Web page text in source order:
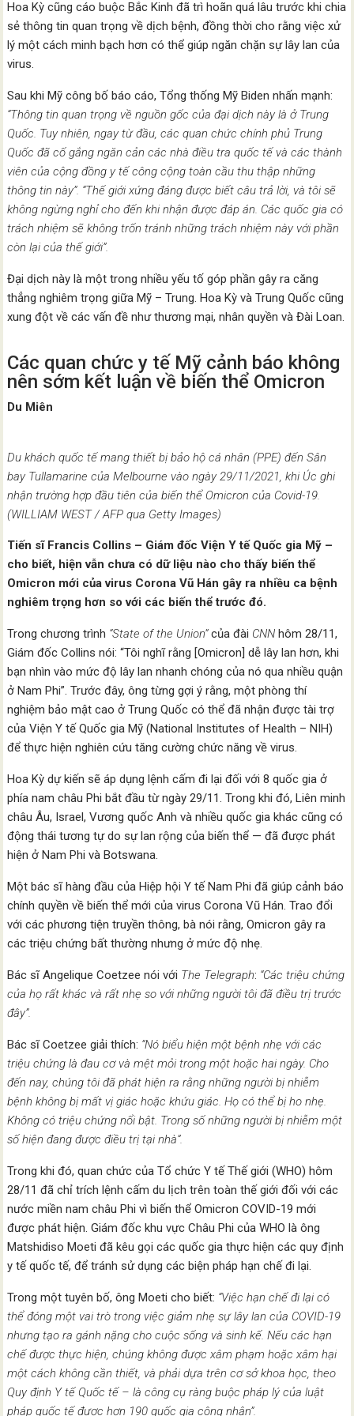
Hoa Kỳ cũng cáo buộc Bắc Kinh đã trì hoãn quá lâu trước khi chia
sẻ thông tin quan trọng về dịch bệnh, đồng thời cho rằng việc xử
lý một cách minh bạch hơn có thể giúp ngăn chặn sự lây lan của
virus.
Sau khi Mỹ công bố báo cáo, Tổng thống Mỹ Biden nhấn mạnh:
“Thông tin quan trọng về nguồn gốc của đại dịch này là ở Trung
Quốc. Tuy nhiên, ngay từ đầu, các quan chức chính phủ Trung
Quốc đã cố gắng ngăn cản các nhà điều tra quốc tế và các thành
viên của cộng đồng y tế công cộng toàn cầu thu thập những
thông tin này”. “Thế giới xứng đáng được biết câu trả lời, và tôi sẽ
không ngừng nghỉ cho đến khi nhận được đáp án. Các quốc gia có
trách nhiệm sẽ không trốn tránh những trách nhiệm này với phần
còn lại của thế giới”.
Đại dịch này là một trong nhiều yếu tố góp phần gây ra căng
thẳng nghiêm trọng giữa Mỹ – Trung. Hoa Kỳ và Trung Quốc cũng
xung đột về các vấn đề như thương mại, nhân quyền và Đài Loan.
Các quan chức y tế Mỹ cảnh báo không
nên sớm kết luận về biến thể Omicron
Du Miên
Du khách quốc tế mang thiết bị bảo hộ cá nhân (PPE) đến Sân
bay Tullamarine của Melbourne vào ngày 29/11/2021, khi Úc ghi
nhận trường hợp đầu tiên của biến thể Omicron của Covid-19.
(WILLIAM WEST / AFP qua Getty Images)
Tiến sĩ Francis Collins – Giám đốc Viện Y tế Quốc gia Mỹ –
cho biết, hiện vẫn chưa có dữ liệu nào cho thấy biến thể
Omicron mới của virus Corona Vũ Hán gây ra nhiều ca bệnh
nghiêm trọng hơn so với các biến thể trước đó.
Trong chương trình “State of the Union”của đài CNN hôm 28/11,
Giám đốc Collins nói: “Tôi nghĩ rằng [Omicron] dễ lây lan hơn, khi
bạn nhìn vào mức độ lây lan nhanh chóng của nó qua nhiều quận
ở Nam Phi”. Trước đây, ông từng gợi ý rằng, một phòng thí
nghiệm bảo mật cao ở Trung Quốc có thể đã nhận được tài trợ
của Viện Y tế Quốc gia Mỹ (National Institutes of Health – NIH)
để thực hiện nghiên cứu tăng cường chức năng về virus.
Hoa Kỳ dự kiến ​​sẽ áp dụng lệnh cấm đi lại đối với 8 quốc gia ở
phía nam châu Phi bắt đầu từ ngày 29/11. Trong khi đó, Liên minh
châu Âu, Israel, Vương quốc Anh và nhiều quốc gia khác cũng có
động thái tương tự do sự lan rộng của biến thể — đã được phát
hiện ở Nam Phi và Botswana.
Một bác sĩ hàng đầu của Hiệp hội Y tế Nam Phi đã giúp cảnh báo
chính quyền về biến thể mới của virus Corona Vũ Hán. Trao đổi
với các phương tiện truyền thông, bà nói rằng, Omicron gây ra
các triệu chứng bất thường nhưng ở mức độ nhẹ.
Bác sĩ Angelique Coetzee nói với The Telegraph: “Các triệu chứng
của họ rất khác và rất nhẹ so với những người tôi đã điều trị trước
đây”.
Bác sĩ Coetzee giải thích: “Nó biểu hiện một bệnh nhẹ với các
triệu chứng là đau cơ và mệt mỏi trong một hoặc hai ngày. Cho
đến nay, chúng tôi đã phát hiện ra rằng những người bị nhiễm
bệnh không bị mất vị giác hoặc khứu giác. Họ có thể bị ho nhẹ.
Không có triệu chứng nổi bật. Trong số những người bị nhiễm một
số hiện đang được điều trị tại nhà”.
Trong khi đó, quan chức của Tổ chức Y tế Thế giới (WHO) hôm
28/11 đã chỉ trích lệnh cấm du lịch trên toàn thế giới đối với các
nước miền nam châu Phi vì biến thể Omicron COVID-19 mới
được phát hiện. Giám đốc khu vực Châu Phi của WHO là ông
Matshidiso Moeti đã kêu gọi các quốc gia thực hiện các quy định
y tế quốc tế, để tránh sử dụng các biện pháp hạn chế đi lại.
Trong một tuyên bố, ông Moeti cho biết: “Việc hạn chế đi lại có
thể đóng một vai trò trong việc giảm nhẹ sự lây lan của COVID-19
nhưng tạo ra gánh nặng cho cuộc sống và sinh kế. Nếu các hạn
chế được thực hiện, chúng không được xâm phạm hoặc xâm hại
một cách không cần thiết, và phải dựa trên cơ sở khoa học, theo
Quy định Y tế Quốc tế – là công cụ ràng buộc pháp lý của luật
pháp quốc tế được hơn 190 quốc gia công nhận”.